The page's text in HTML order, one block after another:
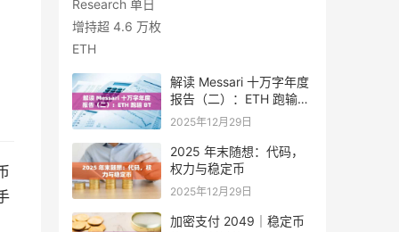
解读 Messari 十万字年度
报告（二）：ETH 跑输
BTC，是边缘化还是定价
2025年12月29日
2025 年末随想：代码，
权力与稳定币
2025年12月29日
加密支付 2049｜稳定币